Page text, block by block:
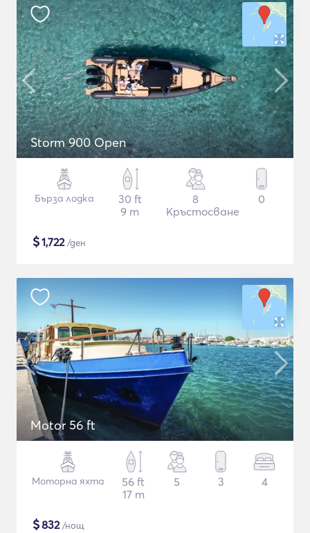
Storm 900 Open
Бърза лодка
30 ft
9 m
8
Кръстосване
0
$1,722/ден
Motor 56 ft
Моторна яхта
56 ft
17 m
5 3 4
$832/нощ